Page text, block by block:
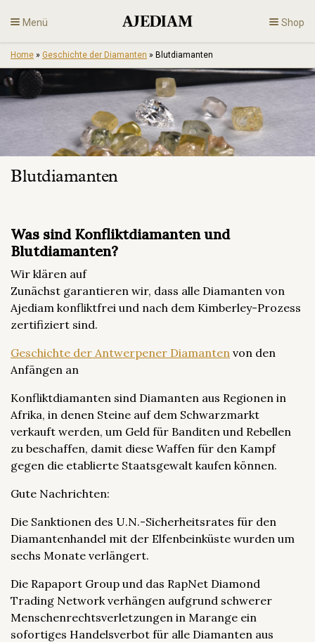
to
content
Menü Shop
Diamanten
Home » Geschichte der Diamanten » Blutdiamanten
Blutdiamanten
Was sind Konfliktdiamanten und
Blutdiamanten?
Wir klären auf
Zunächst garantieren wir, dass alle Diamanten von
Ajediam konfliktfrei und nach dem Kimberley-Prozess
zertifiziert sind.
Geschichte der Antwerpener Diamanten von den
Anfängen an
Konfliktdiamanten sind Diamanten aus Regionen in
Afrika, in denen Steine auf dem Schwarzmarkt
verkauft werden, um Geld für Banditen und Rebellen
zu beschaffen, damit diese Waffen für den Kampf
gegen die etablierte Staatsgewalt kaufen können.
Gute Nachrichten:
Die Sanktionen des U.N.-Sicherheitsrates für den
Diamantenhandel mit der Elfenbeinküste wurden um
sechs Monate verlängert.
Die Rapaport Group und das RapNet Diamond
Trading Network verhängen aufgrund schwerer
Menschenrechtsverletzungen in Marange ein
sofortiges Handelsverbot für alle Diamanten aus